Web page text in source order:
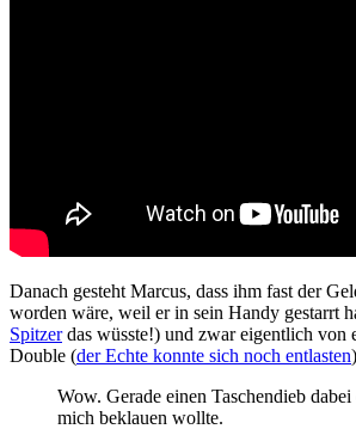
Danach gesteht Marcus, dass ihm fast der
worden wäre, weil er in sein Handy gestarrt
Spitzerdas wüsste!) und zwar eigentlich von
Double (der Echte konnte sich noch entlasten
Wow. Gerade einen Taschendieb
mich beklauen wollte.